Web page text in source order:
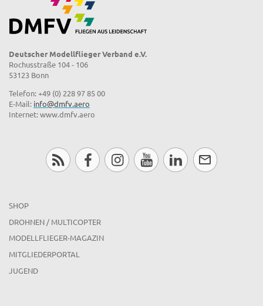
Deutscher Modellflieger Verband e.V.
Rochusstraße 104 - 106
53123 Bonn
Telefon: +49 (0) 228 97 85 00
E-Mail: info@dmfv.aero
Internet: www.dmfv.aero
SHOP
DROHNEN / MULTICOPTER
MODELLFLIEGER-MAGAZIN
MITGLIEDERPORTAL
JUGEND